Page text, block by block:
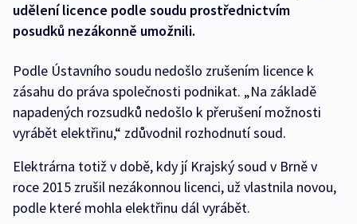
udělení licence podle soudu prostřednictvím
posudků nezákonně umožnili.
Podle Ústavního soudu nedošlo zrušením licence k
zásahu do práva společnosti podnikat. „Na základě
napadených rozsudků nedošlo k přerušení možnosti
vyrábět elektřinu,“ zdůvodnil rozhodnutí soud.
Elektrárna totiž v době, kdy jí Krajský soud v Brně v
roce 2015 zrušil nezákonnou licenci, už vlastnila novou,
podle které mohla elektřinu dál vyrábět.